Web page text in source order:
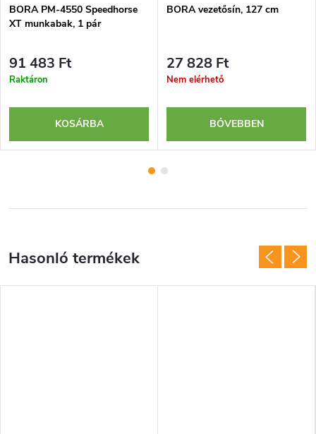
BORA PM-4550 Speedhorse
XT munkabak, 1 pár
91 483 Ft
Raktáron
KOSÁRBA
BORA vezetősín, 127 cm
27 828 Ft
Nem elérhető
BŐVEBBEN